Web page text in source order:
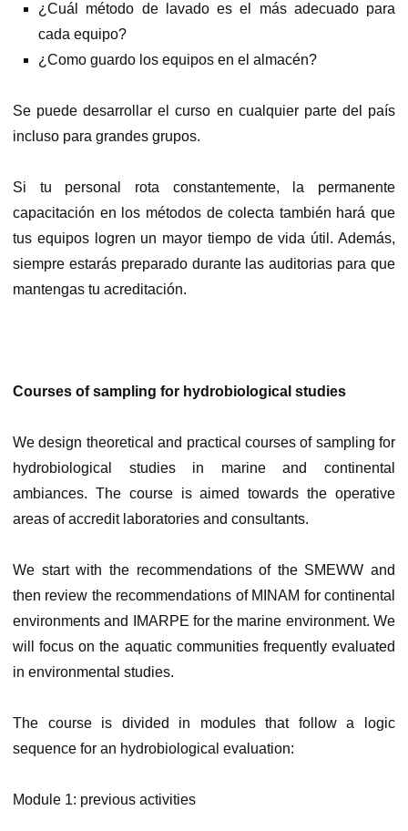
¿Cuál método de lavado es el más adecuado para
cada equipo?
¿Como guardo los equipos en el almacén?
Se puede desarrollar el curso en cualquier parte del país
incluso para grandes grupos.
Si tu personal rota constantemente, la permanente
capacitación en los métodos de colecta también hará que
tus equipos logren un mayor tiempo de vida útil. Además,
siempre estarás preparado durante las auditorias para que
mantengas tu acreditación.
Courses of sampling for hydrobiological studies
We design theoretical and practical courses of sampling for
hydrobiological studies in marine and continental
ambiances. The course is aimed towards the operative
areas of accredit laboratories and consultants.
We start with the recommendations of the SMEWW and
then review the recommendations of MINAM for continental
environments and IMARPE for the marine environment. We
will focus on the aquatic communities frequently evaluated
in environmental studies.
The course is divided in modules that follow a logic
sequence for an hydrobiological evaluation:
Module 1: previous activities